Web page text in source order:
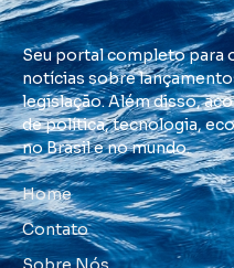
Seu portal completo para
notícias sobre
legislação. Além disso,
de política, tecnologia,
no Brasil e no mundo.
Home
Contato